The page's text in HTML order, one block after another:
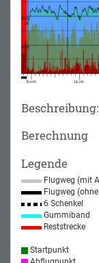
Beschreibung:
Berechnung
Legende
Flugweg (mit
Flugweg
6 Schenkel
Gummiband
Reststrecke
Startpunkt